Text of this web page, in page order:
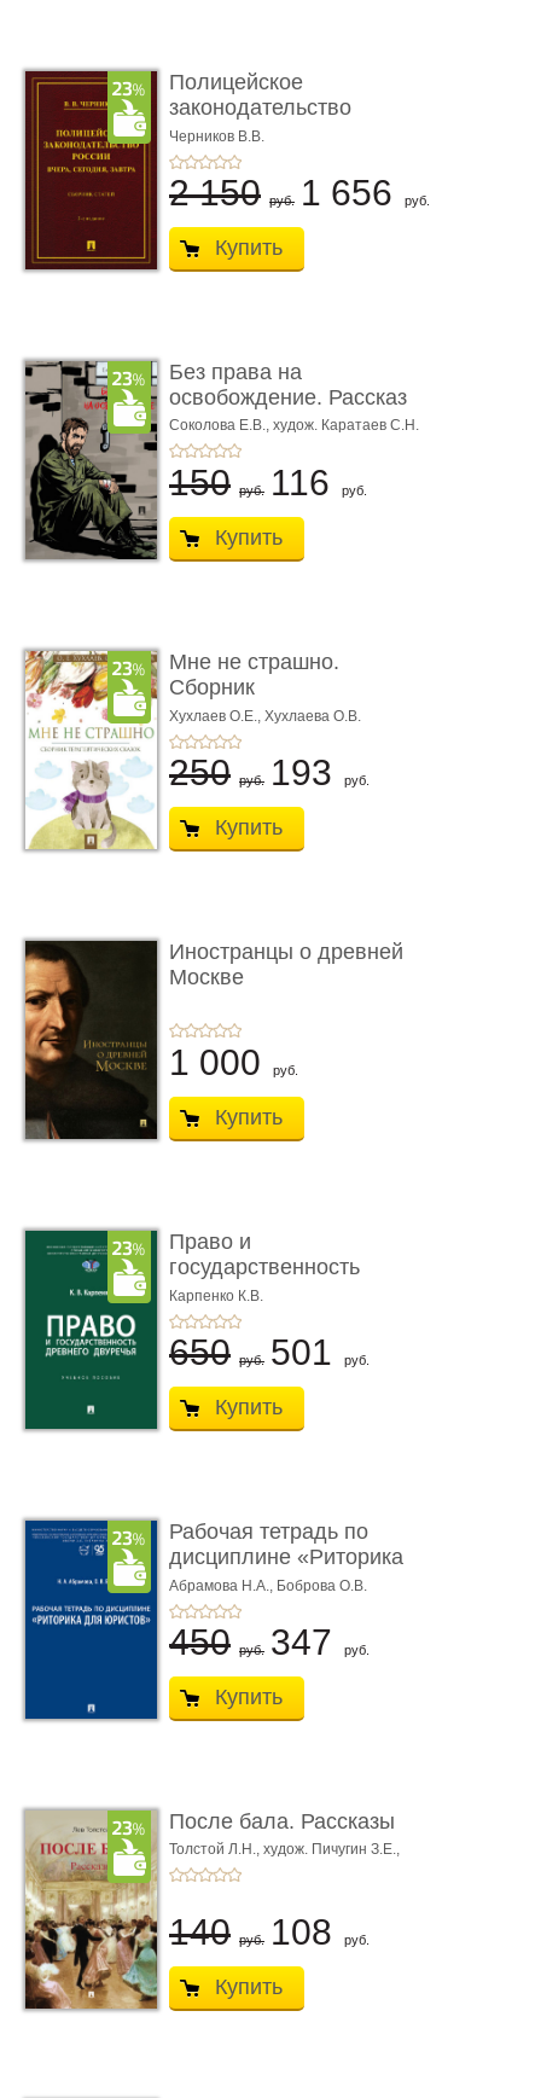
Полицейское
законодательство
России: вчера, с� ...
Черников В.В.
2 150 руб. 1 656 руб.
Купить
Без права на
освобождение. Рассказ
Соколова Е.В., худож. Каратаев С.Н.
150 руб. 116 руб.
Купить
Мне не страшно.
Сборник
терапевтических
сказо� ...
Хухлаев О.Е., Хухлаева О.В.
250 руб. 193 руб.
Купить
Иностранцы о древней
Москве
1 000 руб.
Купить
Право и
государственность
Древнего Двуречья. �
...
Карпенко К.В.
650 руб. 501 руб.
Купить
Рабочая тетрадь по
дисциплине «Риторика
для ю� ...
Абрамова Н.А., Боброва О.В.
450 руб. 347 руб.
Купить
После бала. Рассказы
Толстой Л.Н., худож. Пичугин З.Е.,
худож. Лебедев А.И.,
140 руб. 108 руб.
Купить